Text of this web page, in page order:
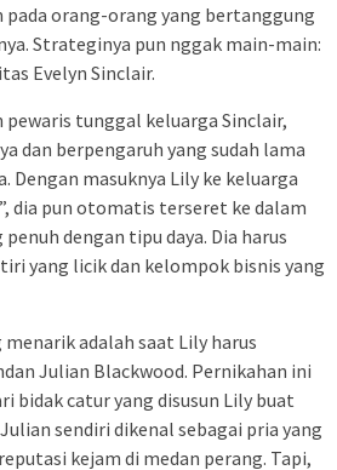
pada orang-orang yang bertanggung
Strateginya pun nggak main-main:
Evelyn Sinclair.
pewaris tunggal keluarga Sinclair,
dan berpengaruh yang sudah lama
Dengan masuknya Lily ke keluarga
dia pun otomatis terseret ke dalam
dengan tipu daya. Dia harus
yang licik dan kelompok bisnis yang
adalah saat Lily harus
Julian Blackwood. Pernikahan ini
bidak catur yang disusun Lily buat
sendiri dikenal sebagai pria yang
kejam di medan perang. Tapi,